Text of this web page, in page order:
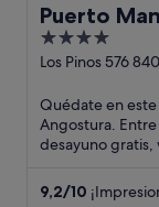
Puerto
4
out
5
Los Pinos 576
Quédate en este
Angostura.
desayuno
9,2/10